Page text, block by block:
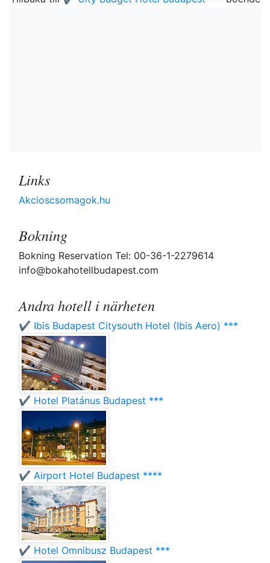
Links
Akcioscsomagok.hu
Bokning
Bokning Reservation Tel: 00-36-1-2279614
info@bokahotellbudapest.com
Andra hotell i närheten
✔️ Ibis Budapest Citysouth Hotel (Ibis Aero) ***
✔️ Hotel Platánus Budapest ***
✔️ Airport Hotel Budapest ****
✔️ Hotel Omnibusz Budapest ***